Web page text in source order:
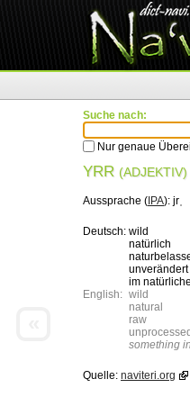
Suche nach:
Nur genaue
YRR (ADJEKTIV)
Aussprache ( IPA): jrˌ
Deutsch: wild
natürlich
unverändert
im
English: wild
natural
raw
unprocessed
something
Quelle: naviteri.org